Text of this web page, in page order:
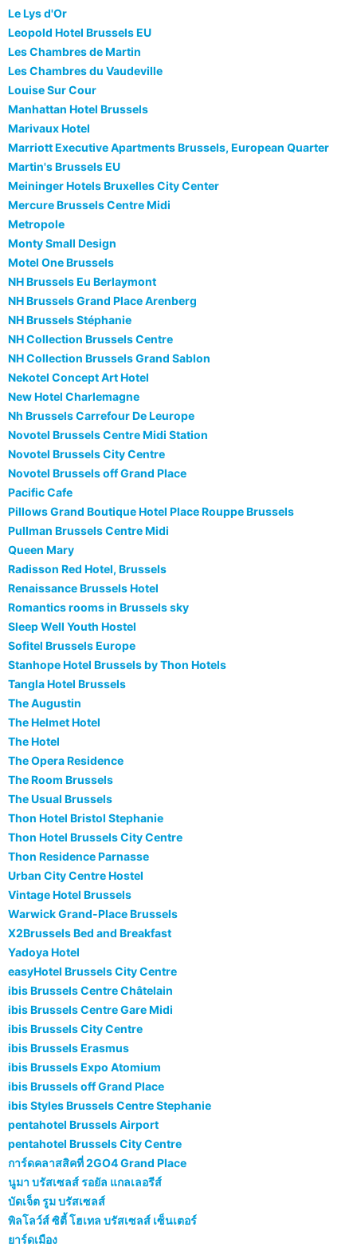
Le Lys d'Or
Leopold Hotel Brussels EU
Les Chambres de Martin
Les Chambres du Vaudeville
Louise Sur Cour
Manhattan Hotel Brussels
Marivaux Hotel
Marriott Executive Apartments Brussels, European Quarter
Martin's Brussels EU
Meininger Hotels Bruxelles City Center
Mercure Brussels Centre Midi
Metropole
Monty Small Design
Motel One Brussels
NH Brussels Eu Berlaymont
NH Brussels Grand Place Arenberg
NH Brussels Stéphanie
NH Collection Brussels Centre
NH Collection Brussels Grand Sablon
Nekotel Concept Art Hotel
New Hotel Charlemagne
Nh Brussels Carrefour De Leurope
Novotel Brussels Centre Midi Station
Novotel Brussels City Centre
Novotel Brussels off Grand Place
Pacific Cafe
Pillows Grand Boutique Hotel Place Rouppe Brussels
Pullman Brussels Centre Midi
Queen Mary
Radisson Red Hotel, Brussels
Renaissance Brussels Hotel
Romantics rooms in Brussels sky
Sleep Well Youth Hostel
Sofitel Brussels Europe
Stanhope Hotel Brussels by Thon Hotels
Tangla Hotel Brussels
The Augustin
The Helmet Hotel
The Hotel
The Opera Residence
The Room Brussels
The Usual Brussels
Thon Hotel Bristol Stephanie
Thon Hotel Brussels City Centre
Thon Residence Parnasse
Urban City Centre Hostel
Vintage Hotel Brussels
Warwick Grand-Place Brussels
X2Brussels Bed and Breakfast
Yadoya Hotel
easyHotel Brussels City Centre
ibis Brussels Centre Châtelain
ibis Brussels Centre Gare Midi
ibis Brussels City Centre
ibis Brussels Erasmus
ibis Brussels Expo Atomium
ibis Brussels off Grand Place
ibis Styles Brussels Centre Stephanie
pentahotel Brussels Airport
pentahotel Brussels City Centre
การ์ดคลาสสิคที่ 2GO4 Grand Place
นูมา บรัสเซลส์ รอยัล แกลเลอรีส์
บัดเจ็ต รูม บรัสเซลส์
พิลโลว์ส์ ซิตี้ โฮเทล บรัสเซลส์ เซ็นเตอร์
ยาร์ดเมือง